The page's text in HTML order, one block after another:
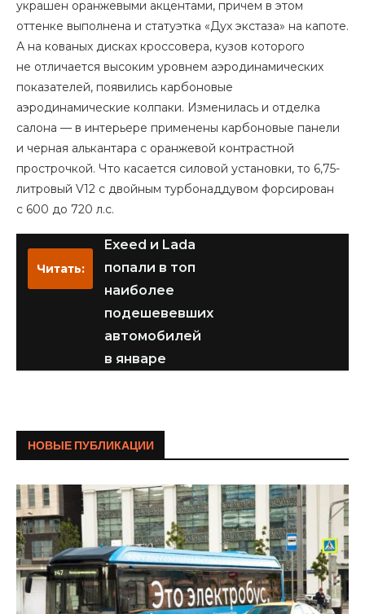
украшен оранжевыми акцентами, причем в этом
оттенке выполнена и статуэтка «Дух экстаза» на капоте.
А на кованых дисках кроссовера, кузов которого
не отличается высоким уровнем аэродинамических
показателей, появились карбоновые
аэродинамические колпаки. Изменилась и отделка
салона — в интерьере применены карбоновые панели
и черная алькантара с оранжевой контрастной
прострочкой. Что касается силовой установки, то 6,75-
литровый V12 с двойным турбонаддувом форсирован
с 600 до 720 л.с.
Читать:
Exeed и Lada
попали в топ
наиболее
подешевевших
автомобилей
в январе
НОВЫЕ ПУБЛИКАЦИИ